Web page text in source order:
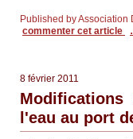
Published by
commenter cet article
8 février 2011
l'eau au port